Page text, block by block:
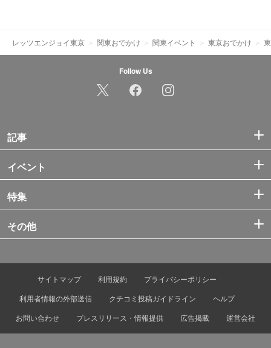
レッツエンジョイ東京 関東おでかけ 関東イベント 東京おでかけ
Follow Us
記事
イベント
特集
その他
サイトマップ 利用規約
プライバシーポリシー
利用者情報の外部送信
クチコミ投稿ガイドライン
ヘルプ
お問い合わせ
プレスリリース・情報提供 広告掲載 運営会社